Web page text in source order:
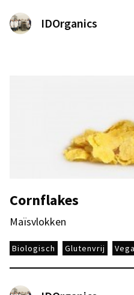
IDOrganics
Cornflakes
Maïsvlokken
Biologisch Glutenvrij